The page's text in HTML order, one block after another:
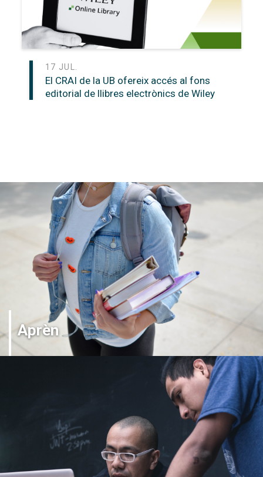
17 JUL.
El CRAI de la UB ofereix accés al fons
editorial de llibres electrònics de Wiley
Aprèn